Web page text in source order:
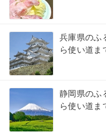
兵庫県のふ
ら使い道ま
静岡県のふ
ら使い道ま